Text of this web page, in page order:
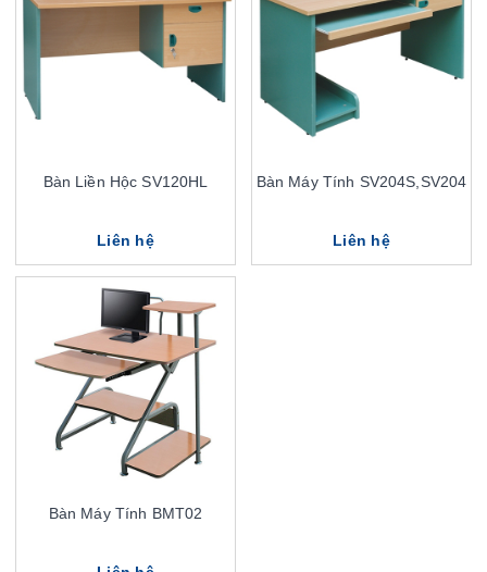
Bàn Liền Hộc SV120HL
Liên hệ
Bàn Máy Tính SV204S,SV204
Liên hệ
Bàn Máy Tính BMT02